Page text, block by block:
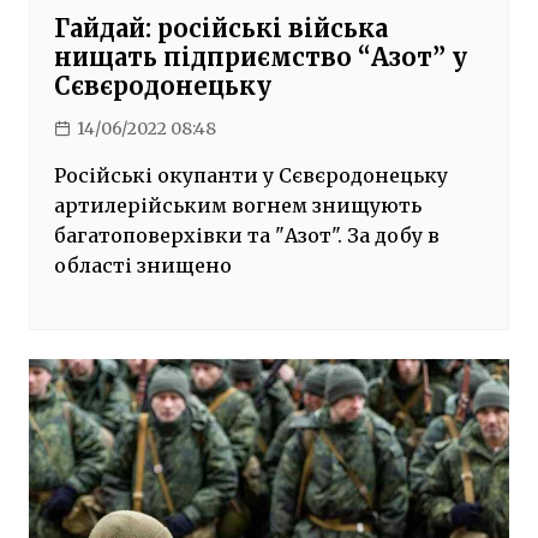
Гайдай: російські війська
нищать підприємство “Азот” у
Сєвєродонецьку
14/06/2022 08:48
Російські окупанти у Сєвєродонецьку
артилерійським вогнем знищують
багатоповерхівки та "Азот". За добу в
області знищено